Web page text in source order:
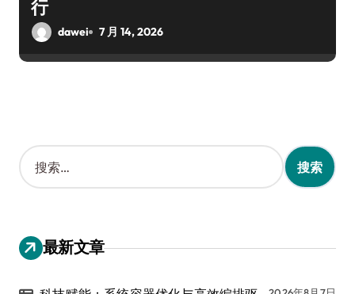
行
dawei 7 月 14, 2026
搜
索
：
最新文章